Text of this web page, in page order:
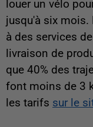
louer un vélo
jusqu'à six mois.
à des services
livraison de
que 40% des
font moins de 3
les tarifs sur le